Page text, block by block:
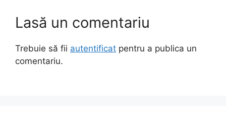
Lasă un comentariu
Trebuie să fii autentificat pentru a publica un
comentariu.